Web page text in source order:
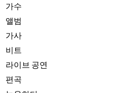
가수
앨범
가사
비트
라이브 공연
편곡